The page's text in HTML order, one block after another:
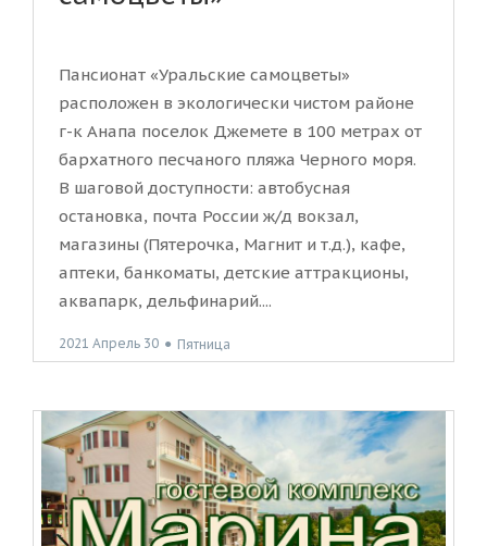
Пансионат «Уральские самоцветы»
расположен в экологически чистом районе
г-к Анапа поселок Джемете в 100 метрах от
бархатного песчаного пляжа Черного моря.
В шаговой доступности: автобусная
остановка, почта России ж/д вокзал,
магазины (Пятерочка, Магнит и т.д.), кафе,
аптеки, банкоматы, детские аттракционы,
аквапарк, дельфинарий....
2021 Апрель 30 ● Пятница